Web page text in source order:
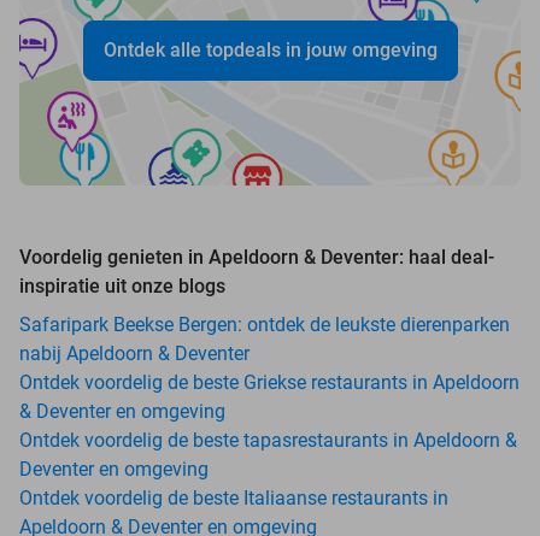
Ontdek alle topdeals in jouw omgeving
Voordelig genieten in Apeldoorn & Deventer: haal deal-
inspiratie uit onze blogs
Safaripark Beekse Bergen: ontdek de leukste dierenparken
nabij Apeldoorn & Deventer
Ontdek voordelig de beste Griekse restaurants in Apeldoorn
& Deventer en omgeving
Ontdek voordelig de beste tapasrestaurants in Apeldoorn &
Deventer en omgeving
Ontdek voordelig de beste Italiaanse restaurants in
Apeldoorn & Deventer en omgeving